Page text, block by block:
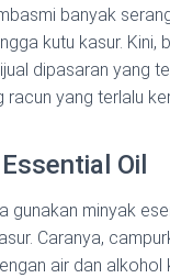
banyak
kutu kasur. Kini,
dipasaran yang
racun yang terlalu
Oil
gunakan minyak
Caranya,
air dan alkohol